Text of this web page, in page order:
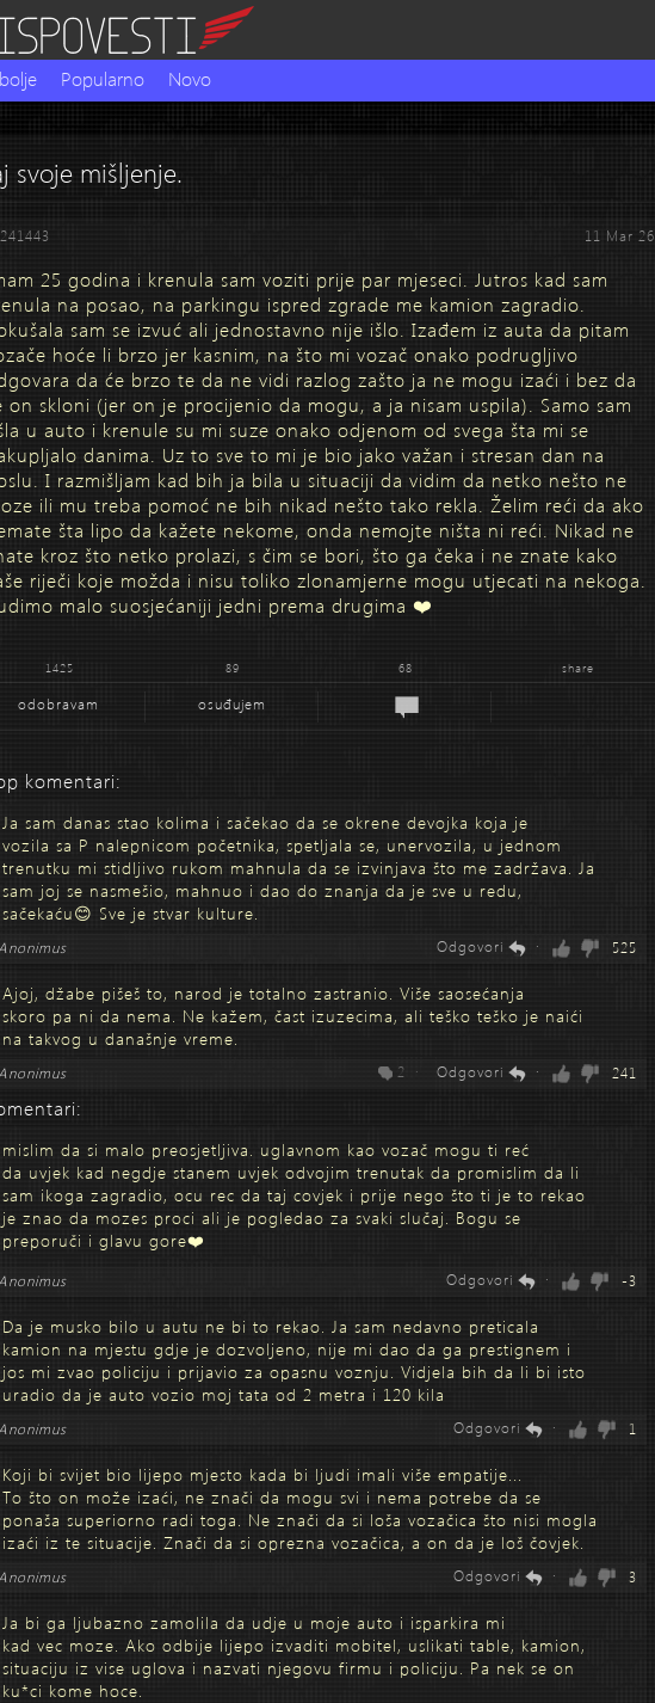
Popularno Novo
svoje mišljenje.
11 Mar 26
25 godina i krenula sam voziti prije par mjeseci. Jutros kad sam
na posao, na parkingu ispred zgrade me kamion zagradio.
sam se izvuć ali jednostavno nije išlo. Izađem iz auta da pitam
hoće li brzo jer kasnim, na što mi vozač onako podrugljivo
da će brzo te da ne vidi razlog zašto ja ne mogu izaći i bez da
on skloni (jer on je procijenio da mogu, a ja nisam uspila). Samo sam
u auto i krenule su mi suze onako odjenom od svega šta mi se
danima. Uz to sve to mi je bio jako važan i stresan dan na
I razmišljam kad bih ja bila u situaciji da vidim da netko nešto ne
ili mu treba pomoć ne bih nikad nešto tako rekla. Želim reći da ako
šta lipo da kažete nekome, onda nemojte ništa ni reći. Nikad ne
kroz što netko prolazi, s čim se bori, što ga čeka i ne znate kako
riječi koje možda i nisu toliko zlonamjerne mogu utjecati na nekoga.
malo suosjećaniji jedni prema drugima ❤️
1425 89 68 share
odobravam osuđujem
komentari:
Ja sam danas stao kolima i sačekao da se okrene devojka koja je
vozila sa P nalepnicom početnika, spetljala se, unervozila, u jednom
trenutku mi stidljivo rukom mahnula da se izvinjava što me zadržava. Ja
sam joj se nasmešio, mahnuo i dao do znanja da je sve u redu,
sačekaću😊 Sve je stvar kulture.
525
Odgovori ·
Ajoj, džabe pišeš to, narod je totalno zastranio. Više saosećanja
skoro pa ni da nema. Ne kažem, čast izuzecima, ali teško teško je naići
na takvog u današnje vreme.
241
Odgovori ·
2 ·
mislim da si malo preosjetljiva. uglavnom kao vozač mogu ti reć
da uvjek kad negdje stanem uvjek odvojim trenutak da promislim da li
sam ikoga zagradio, ocu rec da taj covjek i prije nego što ti je to rekao
je znao da mozes proci ali je pogledao za svaki slučaj. Bogu se
preporuči i glavu gore❤️
-3
Odgovori ·
Da je musko bilo u autu ne bi to rekao. Ja sam nedavno preticala
kamion na mjestu gdje je dozvoljeno, nije mi dao da ga prestignem i
jos mi zvao policiju i prijavio za opasnu voznju. Vidjela bih da li bi isto
uradio da je auto vozio moj tata od 2 metra i 120 kila
1
Odgovori ·
Koji bi svijet bio lijepo mjesto kada bi ljudi imali više empatije...
To što on može izaći, ne znači da mogu svi i nema potrebe da se
ponaša superiorno radi toga. Ne znači da si loša vozačica što nisi mogla
izaći iz te situacije. Znači da si oprezna vozačica, a on da je loš čovjek.
3
Odgovori ·
Ja bi ga ljubazno zamolila da udje u moje auto i isparkira mi
kad vec moze. Ako odbije lijepo izvaditi mobitel, uslikati table, kamion,
situaciju iz vise uglova i nazvati njegovu firmu i policiju. Pa nek se on
ku*ci kome hoce.